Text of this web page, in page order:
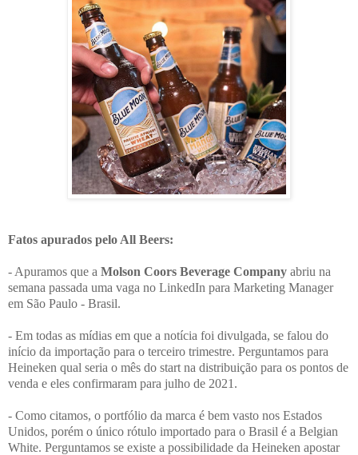
Fatos apurados pelo All Beers:
- Apuramos que a Molson Coors Beverage Company abriu na
semana passada uma vaga no LinkedIn para Marketing Manager
em São Paulo - Brasil.
- Em todas as mídias em que a notícia foi divulgada, se falou do
início da importação para o terceiro trimestre. Perguntamos para
Heineken qual seria o mês do start na distribuição para os pontos de
venda e eles confirmaram para julho de 2021.
- Como citamos, o portfólio da marca é bem vasto nos Estados
Unidos, porém o único rótulo importado para o Brasil é a Belgian
White. Perguntamos se existe a possibilidade da Heineken apostar